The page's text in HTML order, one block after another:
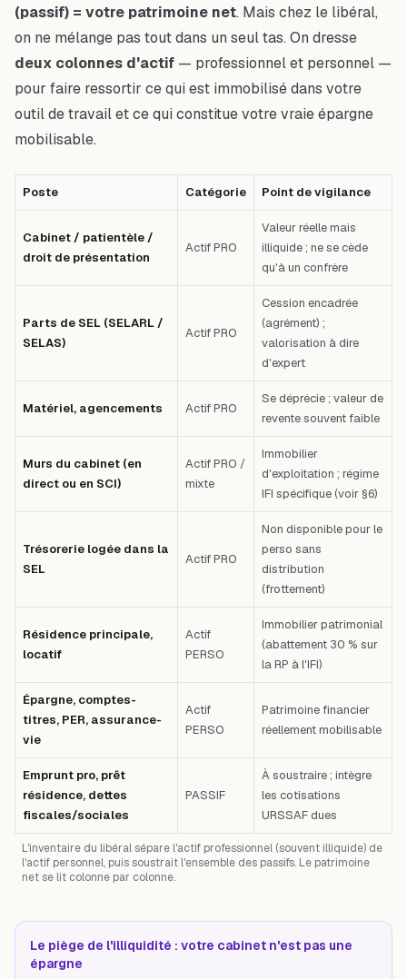
(passif) = votre patrimoine net. Mais chez le libéral,
on ne mélange pas tout dans un seul tas. On dresse
deux colonnes d'actif — professionnel et personnel —
pour faire ressortir ce qui est immobilisé dans votre
outil de travail et ce qui constitue votre vraie épargne
mobilisable.
L'inventaire du libéral sépare l'actif professionnel (souvent illiquide) de
l'actif personnel, puis soustrait l'ensemble des passifs. Le patrimoine
net se lit colonne par colonne.
Poste Catégorie Point de vigilance
Cabinet / patientèle /
droit de présentation
Actif PRO
Valeur réelle mais
illiquide ; ne se cède
qu'à un confrère
Parts de SEL (SELARL /
SELAS)
Actif PRO
Cession encadrée
(agrément) ;
valorisation à dire
d'expert
Matériel, agencements Actif PRO
Se déprécie ; valeur de
revente souvent faible
Murs du cabinet (en
direct ou en SCI)
Actif PRO /
mixte
Immobilier
d'exploitation ; régime
IFI spécifique (voir §6)
Trésorerie logée dans la
SEL
Actif PRO
Non disponible pour le
perso sans
distribution
(frottement)
Résidence principale,
locatif
Actif
PERSO
Immobilier patrimonial
(abattement 30 % sur
la RP à l'IFI)
Épargne, comptes-
titres, PER, assurance-
vie
Actif
PERSO
Patrimoine financier
réellement mobilisable
Emprunt pro, prêt
résidence, dettes
fiscales/sociales
PASSIF
À soustraire ; intègre
les cotisations
URSSAF dues
Le piège de l'illiquidité : votre cabinet n'est pas une
épargne